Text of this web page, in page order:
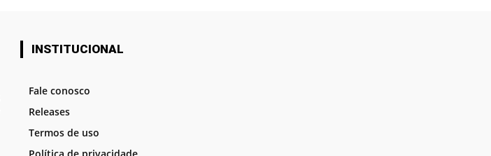
INSTITUCIONAL
Fale conosco
Releases
Termos de uso